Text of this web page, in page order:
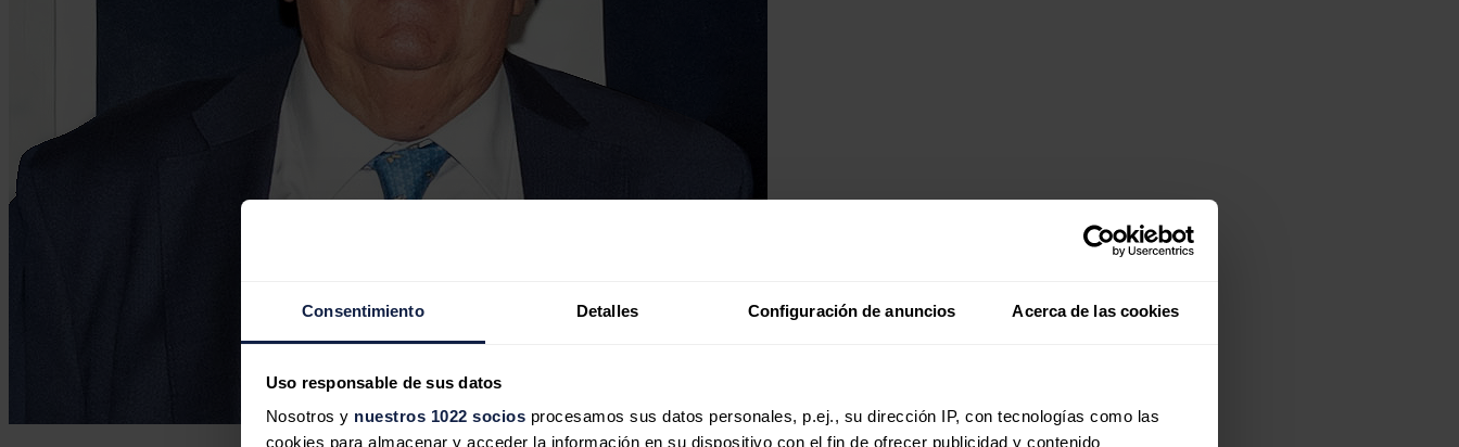
Consentimiento Detalles Configuración de anuncios Acerca de las cookies
Uso responsable de sus datos
Nosotros y nuestros 1022 socios procesamos sus datos personales, p.ej., su dirección IP, con tecnologías como las
cookies para almacenar y acceder la información en su dispositivo con el fin de ofrecer publicidad y contenido